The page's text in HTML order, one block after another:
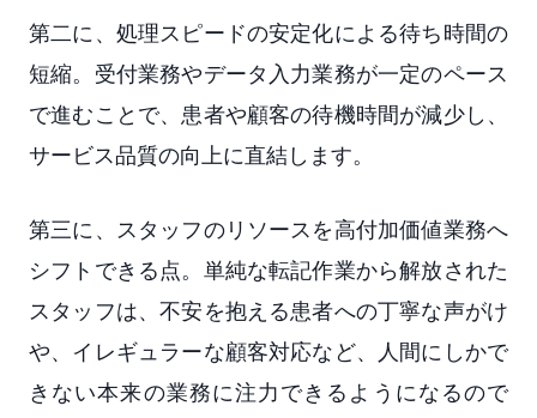
第二に、処理スピードの安定化による待ち時間の
短縮。受付業務やデータ入力業務が一定のペース
で進むことで、患者や顧客の待機時間が減少し、
サービス品質の向上に直結します。
第三に、スタッフのリソースを高付加価値業務へ
シフトできる点。単純な転記作業から解放された
スタッフは、不安を抱える患者への丁寧な声がけ
や、イレギュラーな顧客対応など、人間にしかで
きない本来の業務に注力できるようになるので